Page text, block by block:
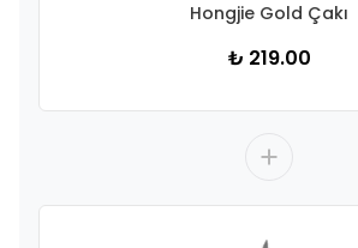
Hongjie Gold Çakı
₺ 219.00